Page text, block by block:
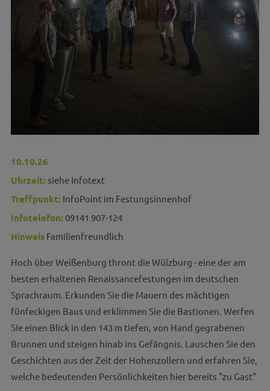
10.10.26
Uhrzeit: siehe Infotext
Treffpunkt: InfoPoint im Festungsinnenhof
Infotelefon: 09141 907-124
HinweisFamilienfreundlich
Hoch über Weißenburg thront die Wülzburg - eine der am
besten erhaltenen Renaissancefestungen im deutschen
Sprachraum. Erkunden Sie die Mauern des mächtigen
fünfeckigen Baus und erklimmen Sie die Bastionen. Werfen
Sie einen Blick in den 143 m tiefen, von Hand gegrabenen
Brunnen und steigen hinab ins Gefängnis. Lauschen Sie den
Geschichten aus der Zeit der Hohenzollern und erfahren Sie,
welche bedeutenden Persönlichkeiten hier bereits "zu Gast"